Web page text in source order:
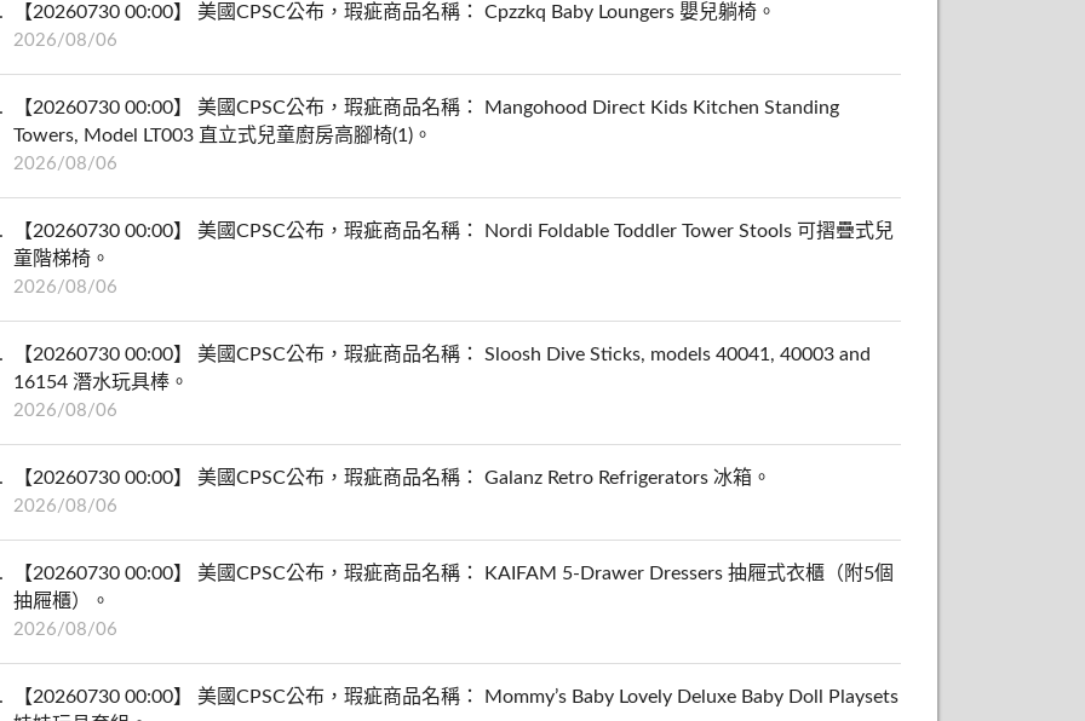
【20260730 00:00】 美國CPSC公布，瑕疵商品名稱： Cpzzkq Baby Loungers 嬰兒躺椅。
2026/08/06
【20260730 00:00】 美國CPSC公布，瑕疵商品名稱： Mangohood Direct Kids Kitchen Standing
Towers, Model LT003 直立式兒童廚房高腳椅(1)。
2026/08/06
【20260730 00:00】 美國CPSC公布，瑕疵商品名稱： Nordi Foldable Toddler Tower Stools 可摺疊式兒
童階梯椅。
2026/08/06
【20260730 00:00】 美國CPSC公布，瑕疵商品名稱： Sloosh Dive Sticks, models 40041, 40003 and
16154 潛水玩具棒。
2026/08/06
【20260730 00:00】 美國CPSC公布，瑕疵商品名稱： Galanz Retro Refrigerators 冰箱。
2026/08/06
【20260730 00:00】 美國CPSC公布，瑕疵商品名稱： KAIFAM 5-Drawer Dressers 抽屜式衣櫃（附5個
抽屜櫃）。
2026/08/06
【20260730 00:00】 美國CPSC公布，瑕疵商品名稱： Mommy’s Baby Lovely Deluxe Baby Doll Playsets